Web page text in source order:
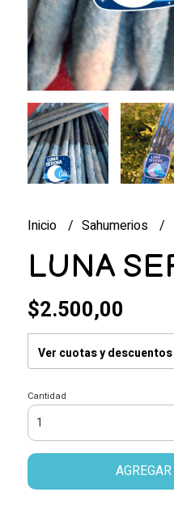
Inicio Sahumerios
LUNA
$2.500,00
Ver cuotas y descuentos
Cantidad